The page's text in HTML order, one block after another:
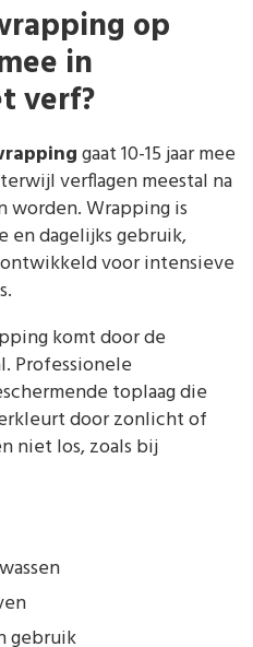
op
in
verf?
gaat 10-15 jaar mee
verflagen meestal na
worden. Wrapping is
dagelijks gebruik,
voor intensieve
komt door de
Professionele
toplaag die
door zonlicht of
niet los, zoals bij
gebruik